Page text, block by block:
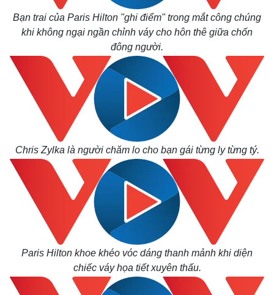
Bạn trai của Paris Hilton "ghi điểm" trong mắt công chúng
khi không ngại ngần chỉnh váy cho hôn thê giữa chốn
đông người.
Chris Zylka là người chăm lo cho bạn gái từng ly từng tý.
Paris Hilton khoe khéo vóc dáng thanh mảnh khi diện
chiếc váy họa tiết xuyên thấu.